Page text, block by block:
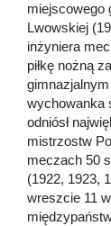
miejscowego
Lwowskiej
inżyniera
piłkę nożną
wychowanka
odniósł
mistrzostw
meczach 50
(1922, 1923,
wreszcie 11